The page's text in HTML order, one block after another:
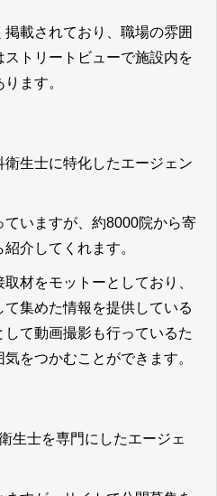
載されており、職場の雰囲
トリートビューで施設内を
ます。
生士に特化したエージェン
いますが、約8000院から寄
介してくれます。
材をモットーとしており、
集めた情報を提供している
て動画撮影も行っているた
をつかむことができます。
生士を専門にしたエージェ